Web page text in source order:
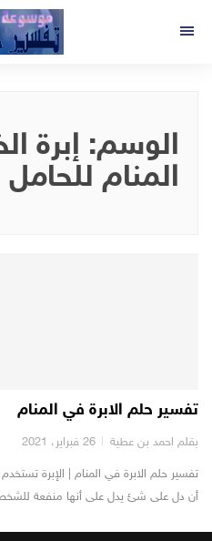
الوسم: إبرة
المنام للحامل
تفسير حلم الابرة في المنام
بقلم احمد بن عطية 26 فبراير، 2021
تفسير حلم الابرة في المنام | الإبرة
أن دل على شئ يدل على أنها منفعة